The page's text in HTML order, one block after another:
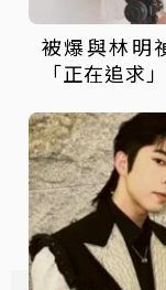
被爆與林明
「正在追求